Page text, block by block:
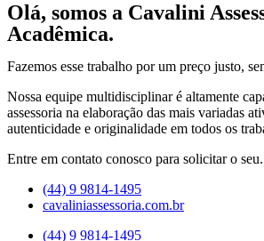
Olá, somos a Cavalini
Acadêmica.
Fazemos esse trabalho por um preço justo,
Nossa equipe multidisciplinar é altamente
assessoria na elaboração das mais variadas
autenticidade e originalidade em todos os
Entre em contato conosco para solicitar o seu.
(44) 9 9814-1495
cavaliniassessoria.com.br
(44) 9 9814-1495